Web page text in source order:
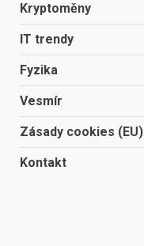
Kryptoměny
IT trendy
Fyzika
Vesmír
Zásady cookies (EU)
Kontakt